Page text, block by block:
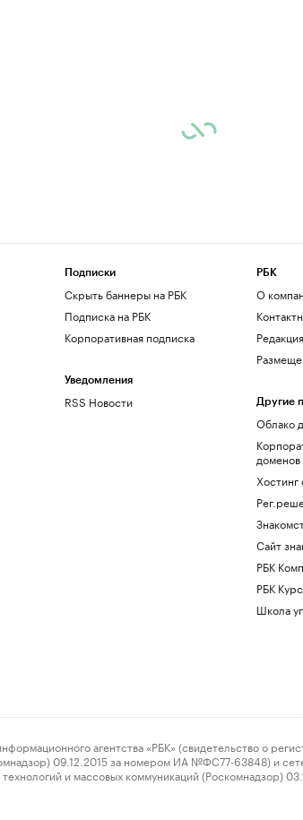
Подписки
Скрыть баннеры на РБК
Подписка на РБК
Корпоративная подписка
Уведомления
RSS Новости
РБК
О
Редакция
Другие
Облако
доменов
Хостинг
Сайт
РБК
РБК
Школа
агентства «РБК» (свидетельство о
09.12.2015 за номером ИА №ФС77-63848) и
и массовых коммуникаций (Роскомнадзор)